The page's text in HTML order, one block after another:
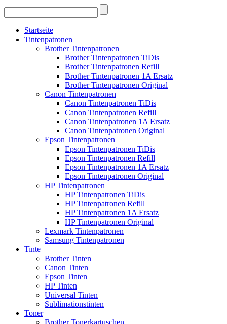
Startseite
Tintenpatronen
Brother Tintenpatronen
Brother Tintenpatronen TiDis
Brother Tintenpatronen Refill
Brother Tintenpatronen 1A Ersatz
Brother Tintenpatronen Original
Canon Tintenpatronen
Canon Tintenpatronen TiDis
Canon Tintenpatronen Refill
Canon Tintenpatronen 1A Ersatz
Canon Tintenpatronen Original
Epson Tintenpatronen
Epson Tintenpatronen TiDis
Epson Tintenpatronen Refill
Epson Tintenpatronen 1A Ersatz
Epson Tintenpatronen Original
HP Tintenpatronen
HP Tintenpatronen TiDis
HP Tintenpatronen Refill
HP Tintenpatronen 1A Ersatz
HP Tintenpatronen Original
Lexmark Tintenpatronen
Samsung Tintenpatronen
Tinte
Brother Tinten
Canon Tinten
Epson Tinten
HP Tinten
Universal Tinten
Sublimationstinten
Toner
Brother Tonerkartuschen